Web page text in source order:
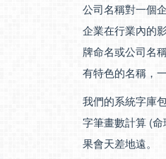
公司名稱對一個
企業在行業內的
牌命名或公司名
有特色的名稱，
我們的系統字庫
字筆畫數計算 (
果會天差地遠。